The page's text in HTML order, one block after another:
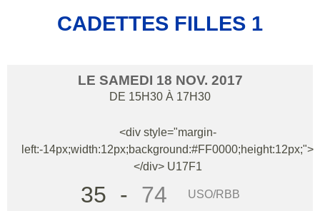
CADETTES FILLES 1
LE SAMEDI 18 NOV. 2017
DE 15H30 À 17H30
<div style="margin-
left:-14px;width:12px;background:#FF0000;height:12px;">
</div> U17F1
35 - 74 USO/RBB